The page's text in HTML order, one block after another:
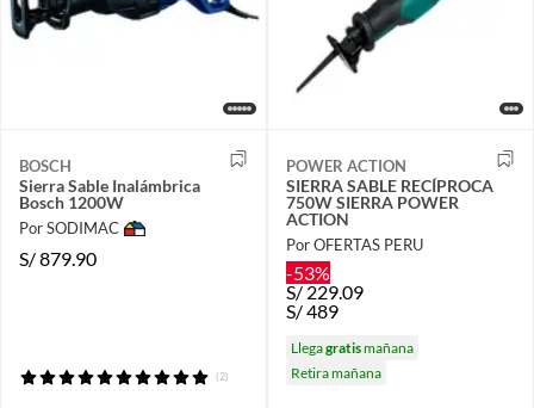
BOSCH
Sierra Sable Inalámbrica
Bosch 1200W
Por SODIMAC
S/879.90
(2)
POWER ACTION
SIERRA SABLE RECÍPROCA
750W SIERRA POWER
ACTION
Por OFERTAS PERU
-53%
S/229.09
S/489
Llegagratismañana
Retira mañana